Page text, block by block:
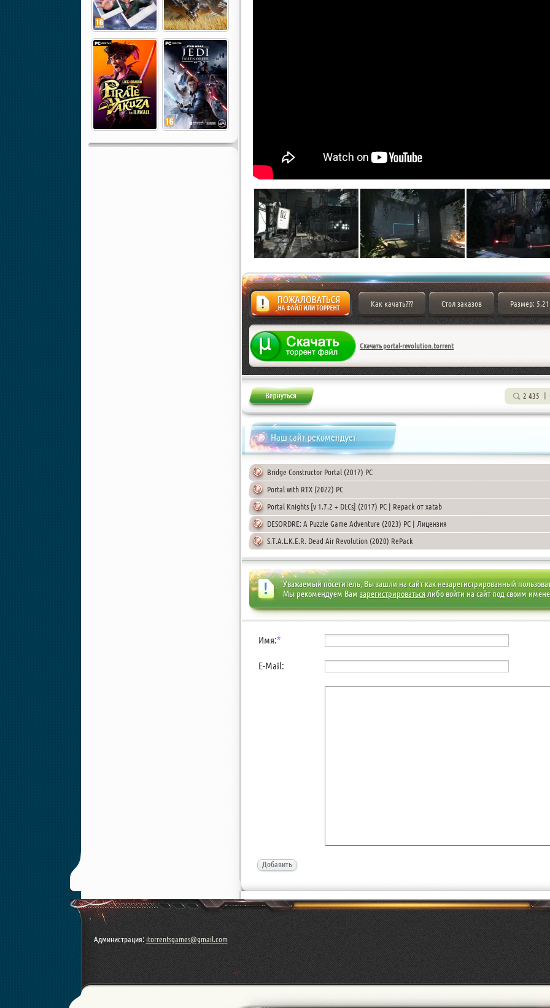
Жалоба
Как качать??? Стол заказов Размер:
Скачать portal-revolution.torrent
2 435
Наш сайт рекомендует
Bridge Constructor Portal (2017) PC
Portal with RTX (2022) PC
Portal Knights [v 1.7.2 + DLCs] (2017) PC | Repack от xatab
DESORDRE: A Puzzle Game Adventure (2023) PC | Лицензия
S.T.A.L.K.E.R. Dead Air Revolution (2020) RePack
Уважаемый посетитель, Вы зашли на сайт как незарегистрированный
Мы рекомендуем Вам зарегистрироватьсялибо войти на сайт под своим
Имя:*
E-Mail:
Добавить
Администрация:itorrentsgames@gmail.com